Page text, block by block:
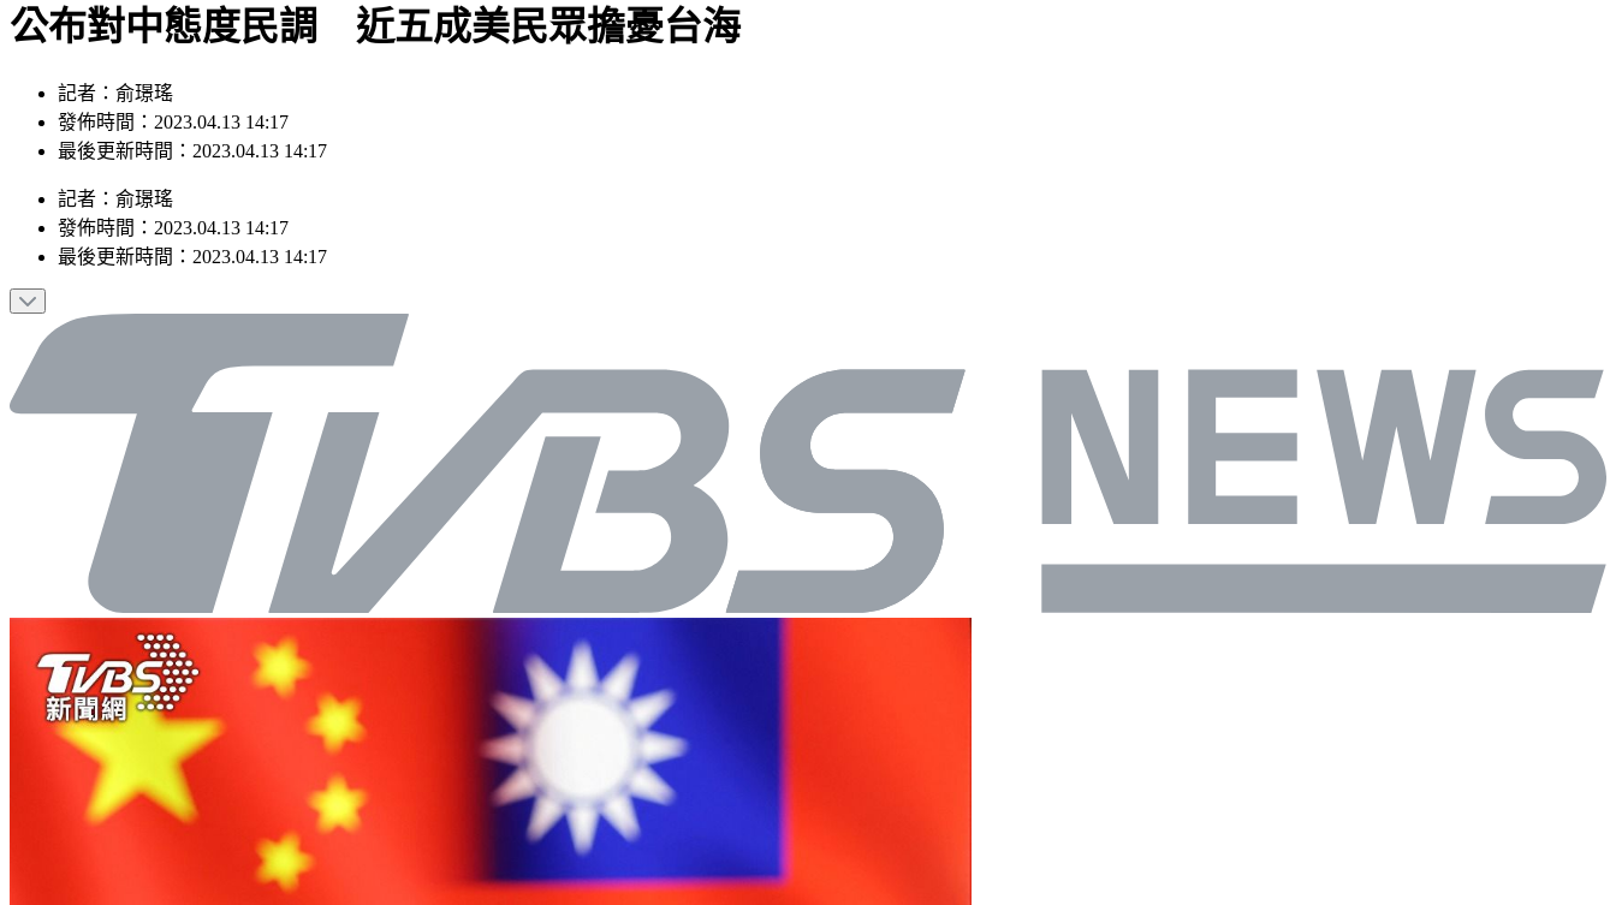
公布對中態度民調 近五成美民眾擔憂台海
記者：俞璟瑤
發佈時間：2023.04.13 14:17
最後更新時間：2023.04.13 14:17
記者 ： 俞璟瑤
發佈時間： 2023.04.13 14:17
最後更新時間： 2023.04.13 14:17